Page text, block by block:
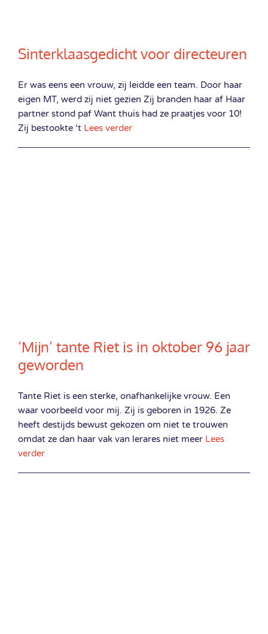
Sinterklaasgedicht voor directeuren
Er was eens een vrouw, zij leidde een team. Door haar
eigen MT, werd zij niet gezien Zij branden haar af Haar
partner stond paf Want thuis had ze praatjes voor 10!
Zij bestookte ‘t Lees verder
‘Mijn’ tante Riet is in oktober 96 jaar
geworden
Tante Riet is een sterke, onafhankelijke vrouw. Een
waar voorbeeld voor mij. Zij is geboren in 1926. Ze
heeft destijds bewust gekozen om niet te trouwen
omdat ze dan haar vak van lerares niet meer Lees
verder